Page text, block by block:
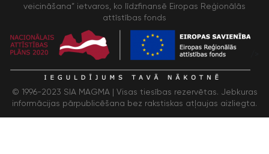
veicināšana” ietvaros, ko līdzfinansē Eiropas Reģionālās
attīstības fonds
© 1996-2023 SIA MAGMA | Visas tiesības rezervētas. Jebkuras
informācijas pārpublicēšana bez rakstiskas atļaujas aizliegta.